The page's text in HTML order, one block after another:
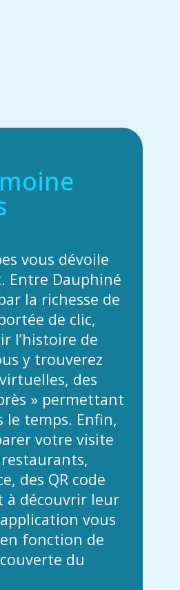
vous dévoile
Entre Dauphiné
la richesse de
de clic,
l’histoire de
y trouverez
des
» permettant
le temps. Enfin,
votre visite
des QR code
à découvrir leur
vous
fonction de
du